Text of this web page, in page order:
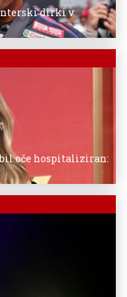
dirki v
oče hospitaliziran: